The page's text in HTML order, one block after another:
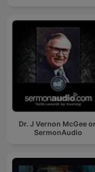
Dr. J Vernon McGee
SermonAudio